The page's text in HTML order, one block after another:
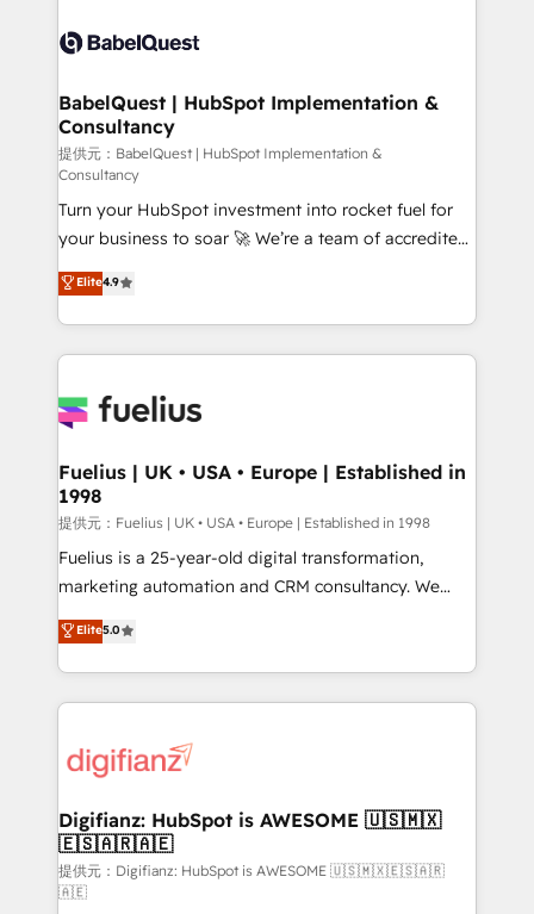
accreditations with HubSpot.
custom API integrations with ERP (and other
operations A little about us: • Boutique 'Elite' team of
12 • 150+ clients across Sales Hub, Marketing Hub,
Service Hub, Data Hub and CMS • ISO/IEC
27001:2022, ISO 9001:2015, and ISO 42001:2023
certified - the AI management standard • GuardHub:
our AI governance framework, built on ISO 42001
Ready for the next step? Click the 👈 '𝗖𝗼𝗻𝘁𝗮𝗰𝘁
𝗯𝘂𝘀𝗶𝗻𝗲𝘀𝘀' button to get in touch (𝘸𝘦'𝘳𝘦 𝘴𝘶𝘱𝘦𝘳
𝘳𝘦𝘴𝘱𝘰𝘯𝘴𝘪𝘷𝘦)
BabelQuest | HubSpot Implementation &
Consultancy
提供元：BabelQuest | HubSpot Implementation &
Consultancy
Turn your HubSpot investment into rocket fuel for
your business to soar 🚀 We’re a team of accredited
HubSpot experts ready to help you. We can
implement the platform into complex business
environments, optimise what you've got and make
sure you can actually use it, build your website in
for you and execute it on HubSpot. We are on the
framework, meaning we've been accredited by
HubSpot and vetted by the CCS, which means we
can support public sector companies as well the
other ones listed in our profile. Our services: -
HubSpot implementation - HubSpot CMS website
is there for you to: - Grow revenue, and run your
business more efficiently - Build stronger
more people - Get the most out of your HubSpot
investment
Elite4.9
Fuelius | UK • USA • Europe | Established in
1998
提供元：Fuelius | UK • USA • Europe | Established in 1998
Fuelius is a 25-year-old digital transformation,
marketing automation and CRM consultancy. We
enable mid-market and enterprise clients to
maximise their return from digital and fuel their
growth. We modernise platforms, streamline
operations that are causing inefficiencies, improve
supercharge revenue operations Key services: • CRM
Transformation / Web Development • RevOps &
Sales Consulting • Marketing Automation What
makes us different? 🚀 Top 0.5% of global HubSpot
agencies ⚙️ The strongest technical ability and
Elite5.0
Digifianz: HubSpot is AWESOME 🇺🇸🇲🇽
🇪🇸🇦🇷🇦🇪
提供元：Digifianz: HubSpot is AWESOME 🇺🇸🇲🇽🇪🇸🇦🇷
🇦🇪